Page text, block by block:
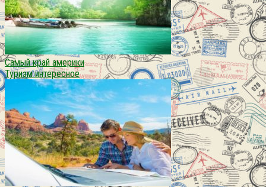
Самый край америки
Туризм интересное